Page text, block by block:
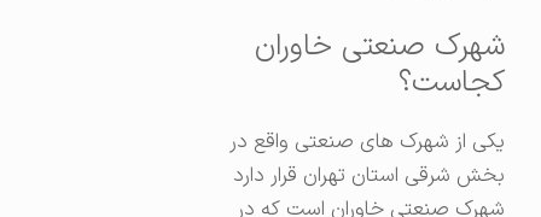
شهرک صنعتی خاوران
کجاست؟
یکی از شهرک های صنعتی واقع در
بخش شرقی استان تهران قرار دارد
شهرک صنعتی خاوران است که در